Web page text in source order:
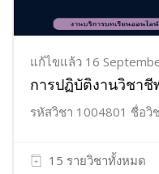
แก้ไขแล้ว 16
การปฏิบัติงานวิชาชี
รหัสวิชา 1004801 ชื่อวิ
15 รายวิชาทั้งหมด